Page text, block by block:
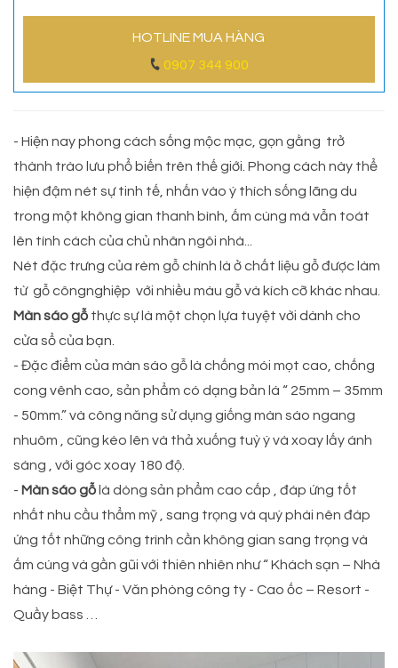
HOTLINE MUA HÀNG
0907 344 900
- Hiện nay phong cách sống mộc mạc, gọn gằng trở
thành trào lưu phổ biến trên thế giới. Phong cách này thể
hiện đậm nét sự tinh tế, nhấn vào ý thích sống lãng du
trong một không gian thanh bình, ấm cúng mà vẫn toát
lên tính cách của chủ nhân ngôi nhà...
Nét đặc trưng của rèm gỗ chính là ở chất liệu gỗ được làm
từ gỗ côngnghiệp với nhiều màu gỗ và kích cỡ khác nhau.
Màn sáo gỗ thực sự là một chọn lựa tuyệt vời dành cho
cửa sổ của bạn.
- Đặc điểm của màn sáo gỗ là chống mói mọt cao, chống
cong vênh cao, sản phẩm có dạng bản lá “ 25mm – 35mm
- 50mm.” và công năng sử dụng giống màn sáo ngang
nhuôm , cũng kéo lên và thả xuống tuỳ ý và xoay lấy ánh
sáng , với góc xoay 180 độ.
- Màn sáo gỗ là dòng sản phẩm cao cấp , đáp ứng tốt
nhất nhu cầu thẩm mỹ , sang trọng và quý phái nên đáp
ứng tốt những công trình cần không gian sang trọng và
ấm cúng và gần gũi với thiên nhiên như “ Khách sạn – Nhà
hàng - Biệt Thự - Văn phòng công ty - Cao ốc – Resort -
Quầy bass …